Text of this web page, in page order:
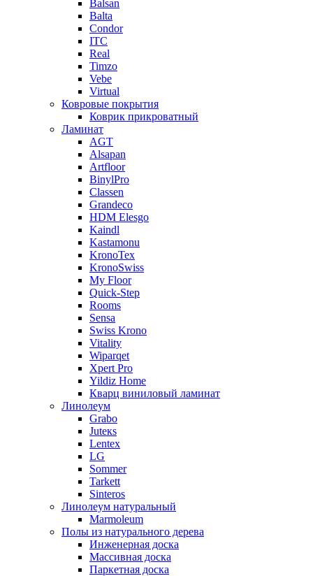
Balsan
Balta
Condor
ITC
Real
Timzo
Vebe
Virtual
Ковровые покрытия
Коврик прикроватный
Ламинат
AGT
Alsapan
Artfloor
BinylPro
Classen
Grandeco
HDM Elesgo
Kaindl
Kastamonu
KronoTex
KronoSwiss
My Floor
Quick-Step
Rooms
Sensa
Swiss Krono
Vitality
Wiparqet
Xpert Pro
Yildiz Home
Кварц виниловый ламинат
Линолеум
Grabo
Juteкs
Lentex
LG
Sommer
Tarkett
Sinteros
Линолеум натуральный
Marmoleum
Полы из натурального дерева
Инженерная доска
Массивная доска
Паркетная доска